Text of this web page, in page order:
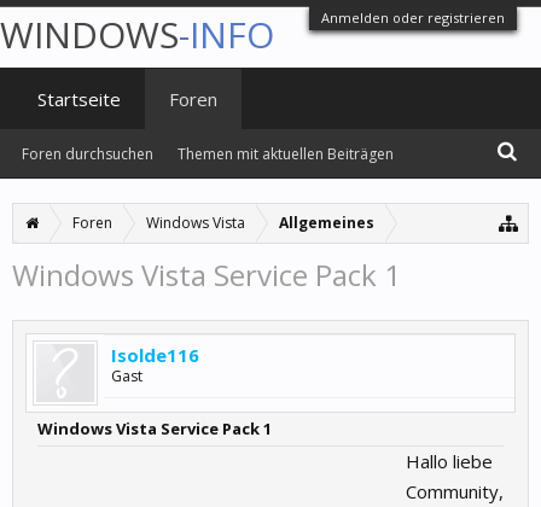
Anmelden oder registrieren
Foren Windows Vista Allgemeines
Windows Vista Service Pack 1
Isolde116
Gast
Windows Vista Service Pack 1
Hallo liebe
Community,
WINDOWS-INFO
Startseite Foren
Foren durchsuchen Themen mit aktuellen Beiträgen